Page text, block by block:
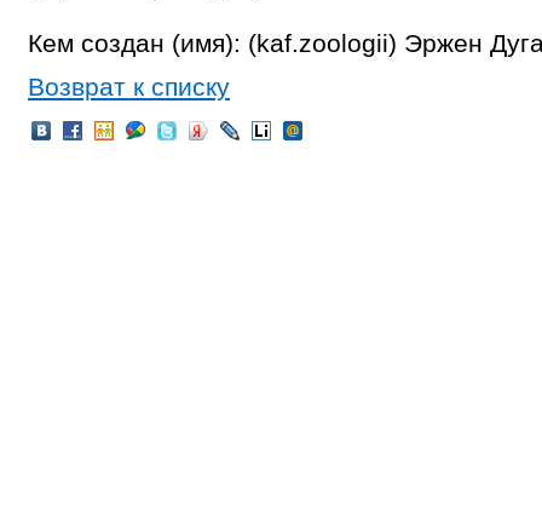
Кем создан (имя): (kaf.zoologii) Эржен
Возврат к списку